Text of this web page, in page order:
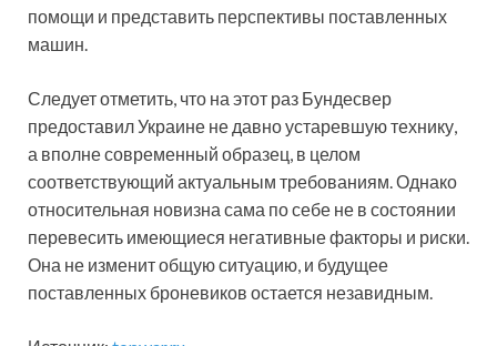
помощи и представить перспективы поставленных
машин.
Следует отметить, что на этот раз Бундесвер
предоставил Украине не давно устаревшую технику,
а вполне современный образец, в целом
соответствующий актуальным требованиям. Однако
относительная новизна сама по себе не в состоянии
перевесить имеющиеся негативные факторы и риски.
Она не изменит общую ситуацию, и будущее
поставленных броневиков остается незавидным.